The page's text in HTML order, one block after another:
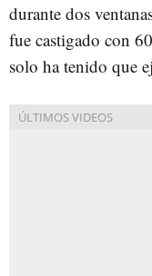
durante dos
fue castigado con
solo ha tenido que